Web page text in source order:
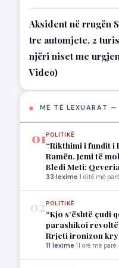
Aksident në rrugën
tre automjete, 2
njëri niset me
Video)
MË TË LEXUARAT
01 POLITIKË
“Rikthimi i fundit
Ramën. Jemi të
Bledi Meti:
33 lexime·1 ditë më parë
02 POLITIKË
“Kjo s’është çudi
parashikoi
Rrjeti ironizon
11 lexime·11 orë më parë